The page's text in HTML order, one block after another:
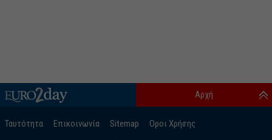
Ταυτότητα Επικοινωνία Sitemap Οροι Χρήσης
Αρχή